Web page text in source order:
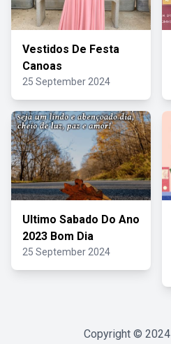
Vestidos De Festa
Canoas
25 September 2024
Ultimo Sabado Do Ano
2023 Bom Dia
25 September 2024
Copyright © 2024